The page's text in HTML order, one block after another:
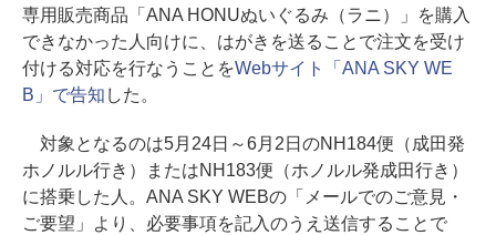
専用販売商品「ANA HONUぬいぐるみ（ラニ）」を購入
できなかった人向けに、はがきを送ることで注文を受け
付ける対応を行なうことをWebサイト「ANA SKY WE
B」で告知 した。
対象となるのは5月24日～6月2日のNH184便（成田発
ホノルル行き）またはNH183便（ホノルル発成田行き）
に搭乗した人。ANA SKY WEBの「メールでのご意見・
ご要望」より、必要事項を記入のうえ送信することで